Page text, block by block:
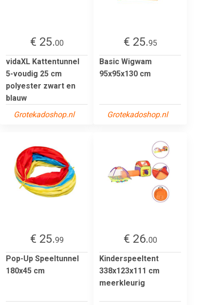
€ 25.00
vidaXL Kattentunnel
5-voudig 25 cm
polyester zwart en
blauw
Grotekadoshop.nl
€ 25.95
Basic Wigwam
95x95x130 cm
Grotekadoshop.nl
€ 25.99
Pop-Up Speeltunnel
180x45 cm
€ 26.00
Kinderspeeltent
338x123x111 cm
meerkleurig